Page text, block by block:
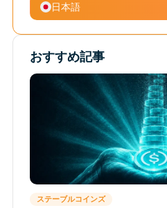
日本語
おすすめ記事
ステーブルコインズ